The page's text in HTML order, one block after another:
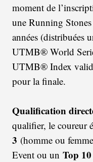
moment de
une Running
années (distribuées
UTMB® World
UTMB® Index
pour la finale.
Qualification
qualifier, le coureur
3 (homme ou
Event ou un Top 10